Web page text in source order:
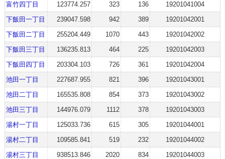
富竹四丁目
123774.257 323 136
19201041004
下飯田一丁目
239047.598 942 389
19201042001
下飯田二丁目
255204.449 1070 443
19201042002
下飯田三丁目
136235.813 464 225
19201042003
下飯田四丁目
203304.103 726 361
19201042004
池田一丁目
227687.955 821 396
19201043001
池田二丁目
165535.808 854 373
19201043002
池田三丁目
144976.079 1112 378
19201043003
湯村一丁目
125033.736 615 305
19201044001
湯村二丁目
109585.841 519 232
19201044002
湯村三丁目
938513.846 2020 834
19201044003